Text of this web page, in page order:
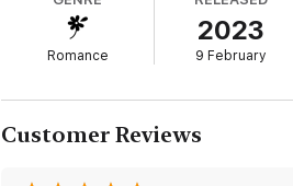
geplant. Man sagt, Rache ist ein Gericht,
und ich bin süchtig nach ihm.
nicht fühlen sollte.
nicht begangen hat. Mein Erpresser kann
Romance
2023
9 February
Customer Reviews